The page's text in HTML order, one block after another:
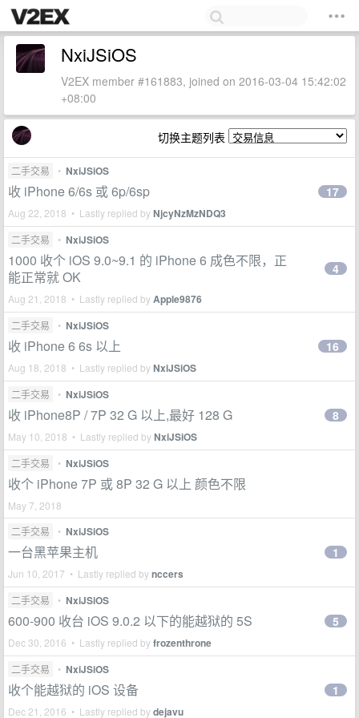
NxiJSiOS
V2EX member #161883, joined on 2016-03-04 15:42:02
+08:00
切换主题列表
二手交易 • NxiJSiOS
收 iPhone 6/6s 或 6p/6sp
Aug 22, 2018 • Lastly replied byNjcyNzMzNDQ3
17
二手交易 • NxiJSiOS
1000 收个 iOS 9.0~9.1 的 iPhone 6 成色不限，正
能正常就 OK
Aug 21, 2018 • Lastly replied byApple9876
4
二手交易 • NxiJSiOS
收 iPhone 6 6s 以上
Aug 18, 2018 • Lastly replied byNxiJSiOS
16
二手交易 • NxiJSiOS
收 iPhone8P / 7P 32 G 以上,最好 128 G
May 10, 2018 • Lastly replied byNxiJSiOS
8
二手交易 • NxiJSiOS
收个 iPhone 7P 或 8P 32 G 以上 颜色不限
May 7, 2018
二手交易
• NxiJSiOS
一台黑苹果主机
Jun 10, 2017 • Lastly replied bynccers
1
二手交易 • NxiJSiOS
600-900 收台 iOS 9.0.2 以下的能越狱的 5S
Dec 30, 2016 • Lastly replied byfrozenthrone
5
二手交易 • NxiJSiOS
收个能越狱的 iOS 设备
Dec 21, 2016 • Lastly replied bydejavu
1